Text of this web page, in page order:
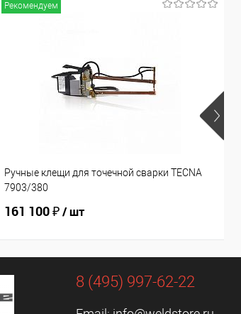
Рекомендуем
Ручные клещи для точечной сварки TECNA
7903/380
161 100 ₽/ шт
8 (495) 997-62-22